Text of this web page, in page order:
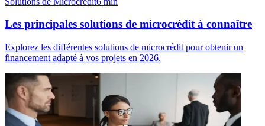
Les principales solutions de microcrédit à connaître
Explorez les différentes solutions de microcrédit pour obtenir un
financement adapté à vos projets en 2026.